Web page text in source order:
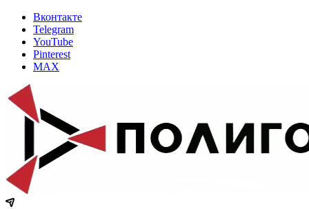
Вконтакте
Telegram
YouTube
Pinterest
MAX